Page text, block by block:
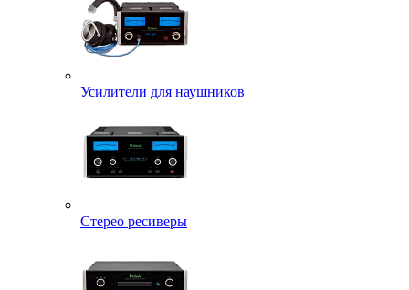
Усилители для наушников
Стерео ресиверы